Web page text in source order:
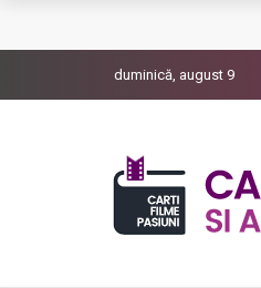
The Man Who
Bolla – O
Luati-ma
duminică, august 9